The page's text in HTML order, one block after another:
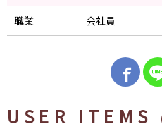
職業 会社員
USER ITEMS